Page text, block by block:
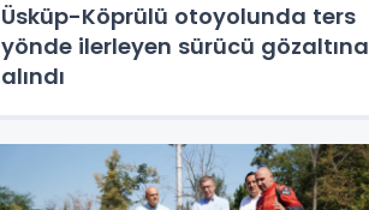
Üsküp-Köprülü otoyolunda ters
yönde ilerleyen sürücü gözaltına
alındı